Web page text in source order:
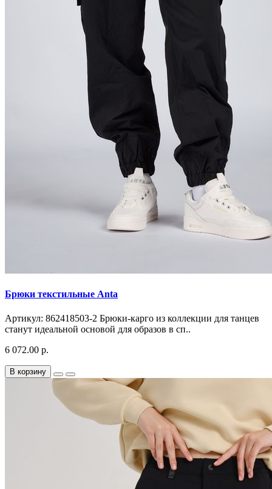
Брюки текстильные Anta
Артикул: 862418503-2 Брюки-карго из коллекции для танцев
станут идеальной основой для образов в сп..
6 072.00 р.
В корзину